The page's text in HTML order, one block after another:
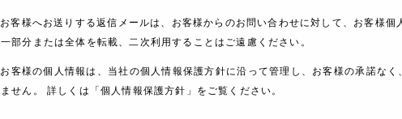
お客様へお送りする返信メールは、お客様からのお問い合わせに対して、お客様
一部分または全体を転載、二次利用することはご遠慮ください。
お客様の個人情報は、当社の個人情報保護方針に沿って管理し、お客様の承諾な
ません。 詳しくは「個人情報保護方針」をご覧ください。